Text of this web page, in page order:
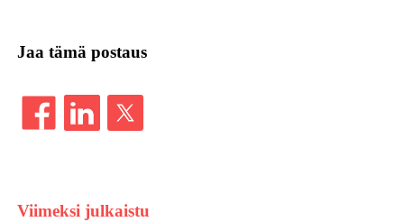
Jaa tämä postaus
Viimeksi julkaistu